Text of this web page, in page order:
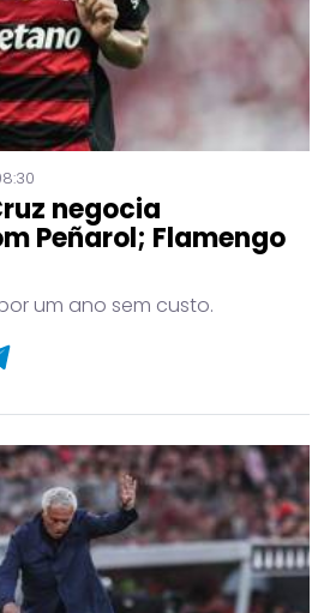
negocia
Peñarol; Flamengo
um ano sem custo.